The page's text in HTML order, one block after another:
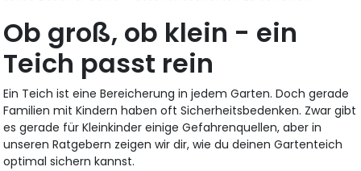
Ob groß, ob klein - ein
Teich passt rein
Ein Teich ist eine Bereicherung in jedem Garten. Doch gerade
Familien mit Kindern haben oft Sicherheitsbedenken. Zwar gibt
es gerade für Kleinkinder einige Gefahrenquellen, aber in
unseren Ratgebern zeigen wir dir, wie du deinen Gartenteich
optimal sichern kannst.